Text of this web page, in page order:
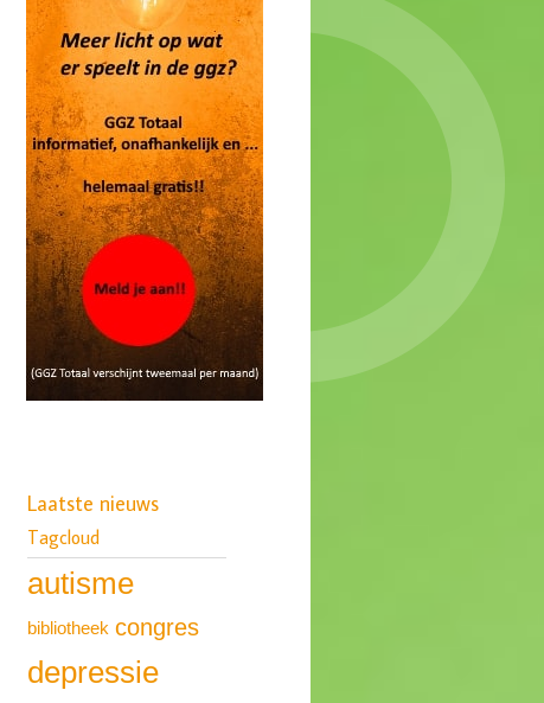
Laatste nieuws
Tagcloud
autisme
bibliotheek congres
depressie